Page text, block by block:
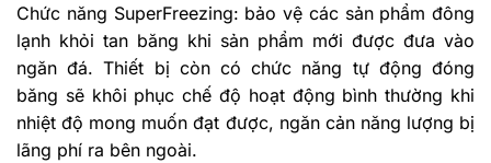
Chức năng SuperFreezing: bảo vệ các sản phẩm đông
lạnh khỏi tan băng khi sản phẩm mới được đưa vào
ngăn đá. Thiết bị còn có chức năng tự động đóng
băng sẽ khôi phục chế độ hoạt động bình thường khi
nhiệt độ mong muốn đạt được, ngăn cản năng lượng bị
lãng phí ra bên ngoài.